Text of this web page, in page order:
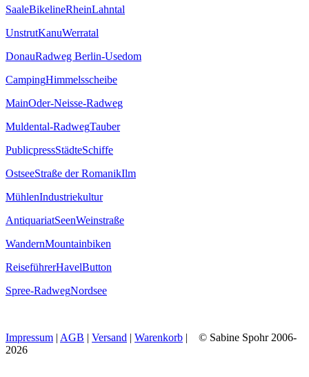
SaaleBikelineRheinLahntal
UnstrutKanuWerratal
DonauRadweg Berlin-Usedom
CampingHimmelsscheibe
MainOder-Neisse-Radweg
Muldental-RadwegTauber
PublicpressStädteSchiffe
OstseeStraße der RomanikIlm
MühlenIndustriekultur
AntiquariatSeenWeinstraße
WandernMountainbiken
ReiseführerHavelButton
Spree-RadwegNordsee
Impressum | AGB | Versand | Warenkorb | © Sabine Spohr 2006-
2026